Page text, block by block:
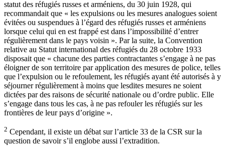
statut des réfugiés russes et arméniens, du 30 juin 1928, qui
recommandait que « les expulsions ou les mesures analogues soient
évitées ou suspendues à l’égard des réfugiés russes et arméniens
lorsque celui qui en est frappé est dans l’impossibilité d’entrer
régulièrement dans le pays voisin ». Par la suite, la Convention
relative au Statut international des réfugiés du 28 octobre 1933
disposait que « chacune des parties contractantes s’engage à ne pas
éloigner de son territoire par application des mesures de police, telles
que l’expulsion ou le refoulement, les réfugiés ayant été autorisés à y
séjourner régulièrement à moins que lesdites mesures ne soient
dictées par des raisons de sécurité nationale ou d’ordre public. Elle
s’engage dans tous les cas, à ne pas refouler les réfugiés sur les
frontières de leur pays d’origine ».
2 Cependant, il existe un débat sur l’article 33 de la CSR sur la
question de savoir s’il englobe aussi l’extradition.